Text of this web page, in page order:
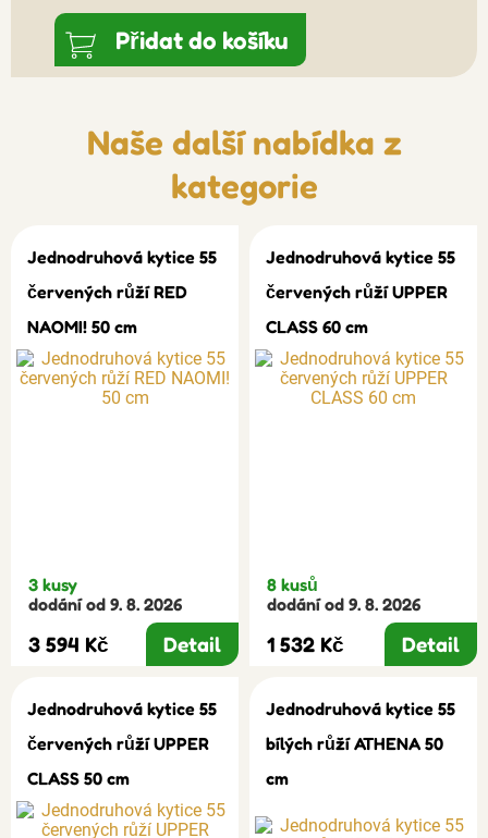
Přidat do košíku
Naše další nabídka z
kategorie
Jednodruhová kytice 55
červených růží RED
NAOMI! 50 cm
3 kusy
dodání od 9. 8. 2026
3 594 Kč Detail
Jednodruhová kytice 55
červených růží UPPER
CLASS 60 cm
8 kusů
dodání od 9. 8. 2026
1 532 Kč Detail
Jednodruhová kytice 55
červených růží UPPER
CLASS 50 cm
Jednodruhová kytice 55
bílých růží ATHENA 50
cm